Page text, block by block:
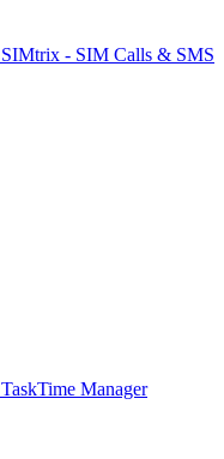
SIMtrix - SIM Calls & SMS
TaskTime Manager